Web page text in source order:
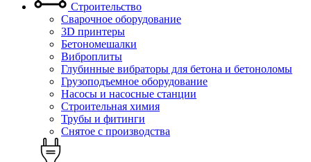
Строительство
Сварочное оборудование
3D принтеры
Бетономешалки
Виброплиты
Глубинные вибраторы для бетона и бетоноломы
Грузоподъемное оборудование
Насосы и насосные станции
Строительная химия
Трубы и фитинги
Снятое с производства